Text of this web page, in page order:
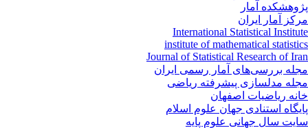
آمار
آمار ایران
International Statistical
institute of mathematical
Journal of Statistical Research of
بررسی‌های آمار رسمی ایران
مدلسازی پیشرفته ریاضی
ریاضیات اصفهان
استنادی جهان علوم اسلام
سال جهانی علوم پایه